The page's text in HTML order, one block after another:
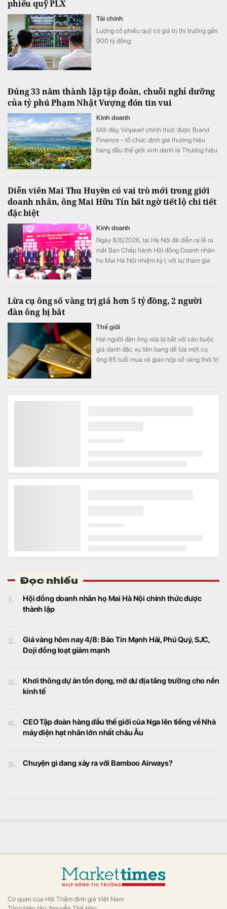
phiếu quỹ PLX
Tài chính
Lượng cổ phiếu quỹ có giá trị thị trường gần
900 tỷ đồng.
Đúng 33 năm thành lập tập đoàn, chuỗi nghỉ dưỡng
của tỷ phú Phạm Nhật Vượng đón tin vui
Kinh doanh
Mới đây, Vinpearl chính thức được Brand
Finance - tổ chức định giá thương hiệu
hàng đầu thế giới vinh danh là Thương hiệu
Diễn viên Mai Thu Huyền có vai trò mới trong giới
doanh nhân, ông Mai Hữu Tín bất ngờ tiết lộ chi tiết
đặc biệt
Kinh doanh
Ngày 8/8/2026, tại Hà Nội đã diễn ra lễ ra
mắt Ban Chấp hành Hội đồng Doanh nhân
họ Mai Hà Nội nhiệm kỳ I, với sự tham gia
Lừa cụ ông số vàng trị giá hơn 5 tỷ đồng, 2 người
đàn ông bị bắt
Thế giới
Hai người đàn ông vừa bị bắt với cáo buộc
giả danh đặc vụ liên bang để lừa một cụ
ông 85 tuổi mua và giao nộp số vàng thỏi trị
Đọc nhiều
1.
Hội đồng doanh nhân họ Mai Hà Nội chính thức được
thành lập
2.
Giá vàng hôm nay 4/8: Bảo Tín Mạnh Hải, Phú Quý, SJC,
Doji đồng loạt giảm mạnh
3.
Khơi thông dự án tồn đọng, mở dư địa tăng trưởng cho nền
kinh tế
4.
CEO Tập đoàn hàng đầu thế giới của Nga lên tiếng về Nhà
máy điện hạt nhân lớn nhất châu Âu
5. Chuyện gì đang xảy ra với Bamboo Airways?
Cơ quan của Hội Thẩm định giá Việt Nam